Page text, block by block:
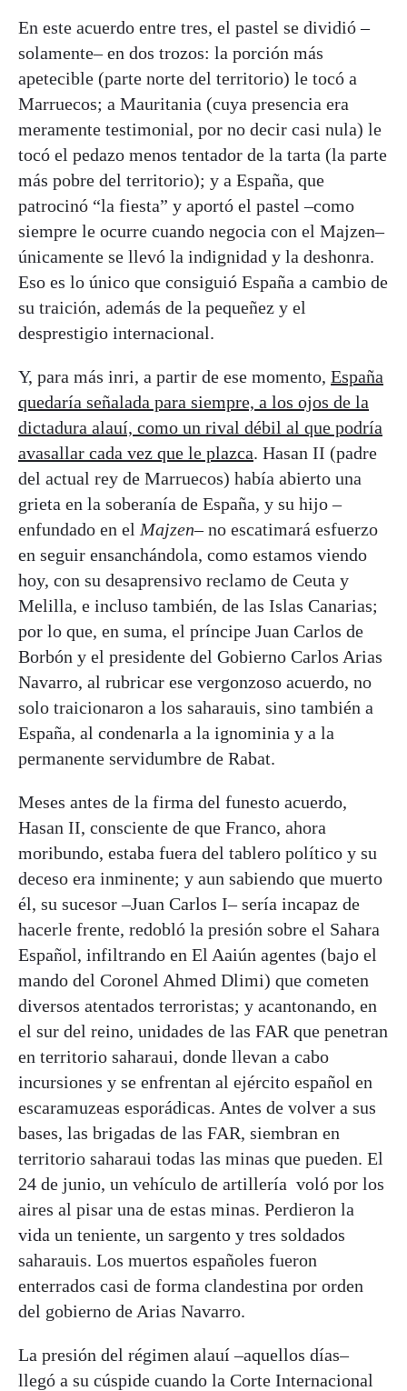
En este acuerdo entre tres, el pastel se dividió –
solamente– en dos trozos: la porción más
apetecible (parte norte del territorio) le tocó a
Marruecos; a Mauritania (cuya presencia era
meramente testimonial, por no decir casi nula) le
tocó el pedazo menos tentador de la tarta (la parte
más pobre del territorio); y a España, que
patrocinó “la fiesta” y aportó el pastel –como
siempre le ocurre cuando negocia con el Majzen–
únicamente se llevó la indignidad y la deshonra.
Eso es lo único que consiguió España a cambio de
su traición, además de la pequeñez y el
desprestigio internacional.
Y, para más inri, a partir de ese momento, España
quedaría señalada para siempre, a los ojos de la
dictadura alauí, como un rival débil al que podría
avasallar cada vez que le plazca. Hasan II (padre
del actual rey de Marruecos) había abierto una
grieta en la soberanía de España, y su hijo –
enfundado en el Majzen– no escatimará esfuerzo
en seguir ensanchándola, como estamos viendo
hoy, con su desaprensivo reclamo de Ceuta y
Melilla, e incluso también, de las Islas Canarias;
por lo que, en suma, el príncipe Juan Carlos de
Borbón y el presidente del Gobierno Carlos Arias
Navarro, al rubricar ese vergonzoso acuerdo, no
solo traicionaron a los saharauis, sino también a
España, al condenarla a la ignominia y a la
permanente servidumbre de Rabat.
Meses antes de la firma del funesto acuerdo,
Hasan II, consciente de que Franco, ahora
moribundo, estaba fuera del tablero político y su
deceso era inminente; y aun sabiendo que muerto
él, su sucesor –Juan Carlos I– sería incapaz de
hacerle frente, redobló la presión sobre el Sahara
Español, infiltrando en El Aaiún agentes (bajo el
mando del Coronel Ahmed Dlimi) que cometen
diversos atentados terroristas; y acantonando, en
el sur del reino, unidades de las FAR que penetran
en territorio saharaui, donde llevan a cabo
incursiones y se enfrentan al ejército español en
escaramuzeas esporádicas. Antes de volver a sus
bases, las brigadas de las FAR, siembran en
territorio saharaui todas las minas que pueden. El
24 de junio, un vehículo de artillería voló por los
aires al pisar una de estas minas. Perdieron la
vida un teniente, un sargento y tres soldados
saharauis. Los muertos españoles fueron
enterrados casi de forma clandestina por orden
del gobierno de Arias Navarro.
La presión del régimen alauí –aquellos días–
llegó a su cúspide cuando la Corte Internacional